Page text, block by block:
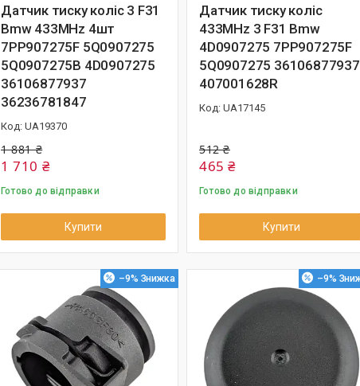
Датчик тиску коліс 3 F31
Bmw 433MHz 4шт
7PP907275F 5Q0907275
5Q0907275B 4D0907275
36106877937
36236781847
UA19370
1 881 ₴
1 710 ₴
Готово до відправки
Купити
Датчик тиску коліс
433MHz 3 F31 Bmw
4D0907275 7PP907275F
5Q0907275 36106877937
407001628R
UA17145
512 ₴
465 ₴
Готово до відправки
Купити
–9% –9%